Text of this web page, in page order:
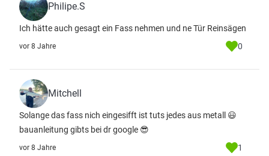
Philipe.S
Ich hätte auch gesagt ein Fass nehmen und ne Tür Reinsägen
vor 8 Jahre 0
Mitchell
Solange das fass nich eingesifft ist tuts jedes aus metall 😃
bauanleitung gibts bei dr google 😎
vor 8 Jahre 1